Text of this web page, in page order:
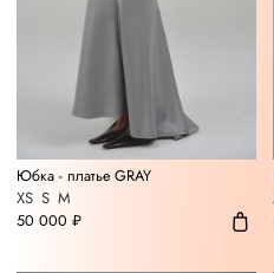
Юбка - платье GRAY
XS S M
50 000 ₽